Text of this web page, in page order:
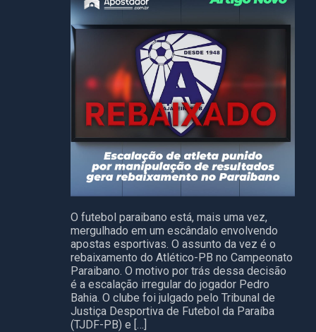
O futebol paraibano está, mais uma vez,
mergulhado em um escândalo envolvendo
apostas esportivas. O assunto da vez é o
rebaixamento do Atlético-PB no Campeonato
Paraibano. O motivo por trás dessa decisão
é a escalação irregular do jogador Pedro
Bahia. O clube foi julgado pelo Tribunal de
Justiça Desportiva de Futebol da Paraíba
(TJDF-PB) e […]